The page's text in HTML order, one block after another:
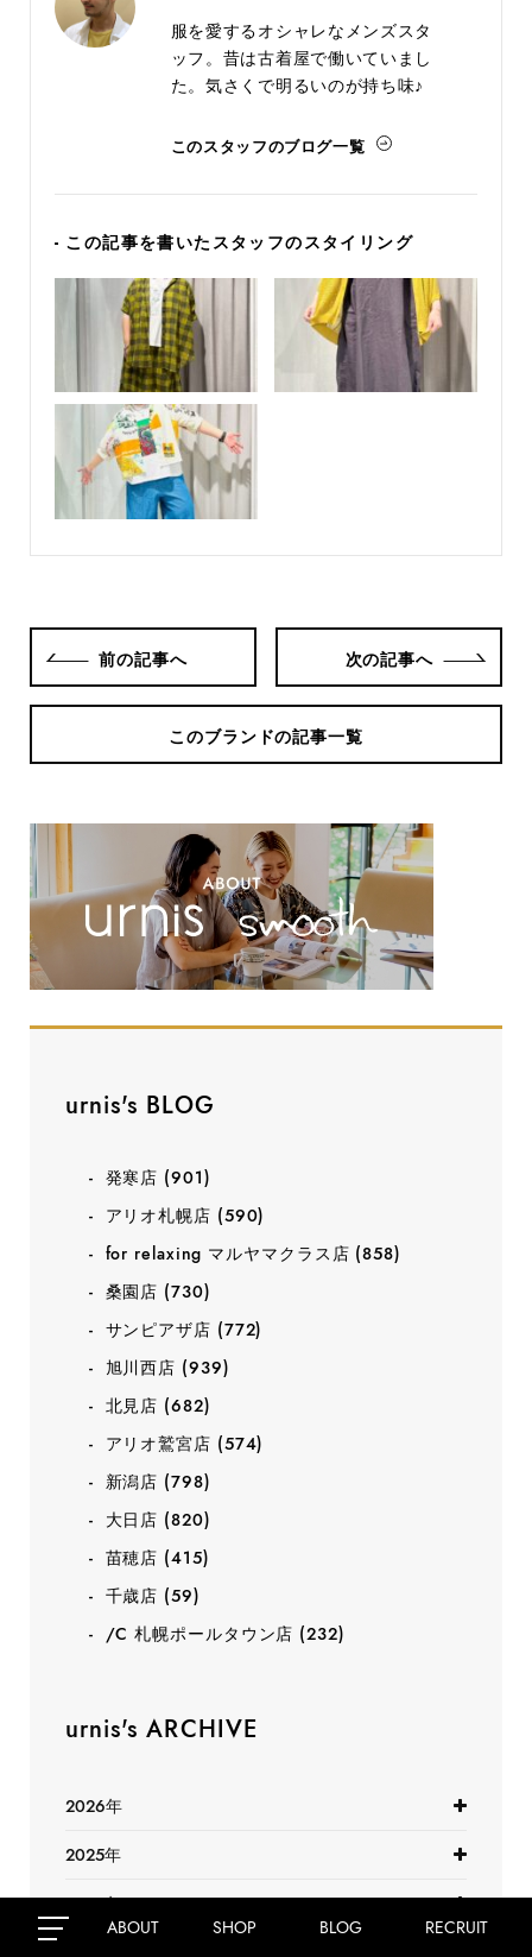
ABOUT SHOP BLOG RECRUIT
服を愛するオシャレなメンズスタ
ッフ。昔は古着屋で働いていまし
た。気さくで明るいのが持ち味♪
このスタッフのブログ一覧
- この記事を書いたスタッフのスタイリング
前の記事へ 次の記事へ
このブランドの記事一覧
urnis's BLOG
発寒店 (901)
アリオ札幌店 (590)
for relaxing マルヤマクラス店 (858)
桑園店 (730)
サンピアザ店 (772)
旭川西店 (939)
北見店 (682)
アリオ鷲宮店 (574)
新潟店 (798)
大日店 (820)
苗穂店 (415)
千歳店 (59)
/C 札幌ポールタウン店 (232)
urnis's ARCHIVE
2026年
2025年
2024年